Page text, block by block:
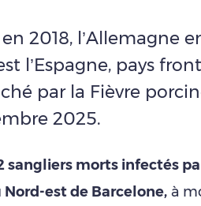
2018, l’Allemagne
l’Espagne, pays
par la Fièvre
2025.
sangliers morts infectés
est de Barcelone, à